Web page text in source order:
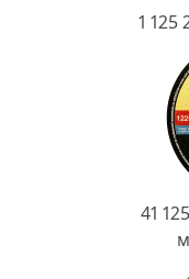
1 125
41